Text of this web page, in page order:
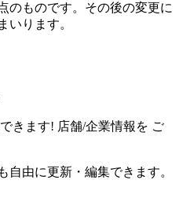
のものです。その後の変更に
いります。
きます! 店舗/企業情報を ご
自由に更新・編集できます。